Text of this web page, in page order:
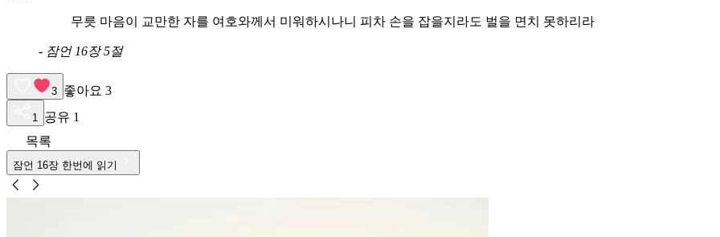
무릇 마음이 교만한 자를 여호와께서 미워하시나니 피차 손을 잡을지라도 벌을 면치 못하리라
- 잠언 16장 5절
3 좋아요 3
1 공유 1
목록
잠언 16장 한번에 읽기